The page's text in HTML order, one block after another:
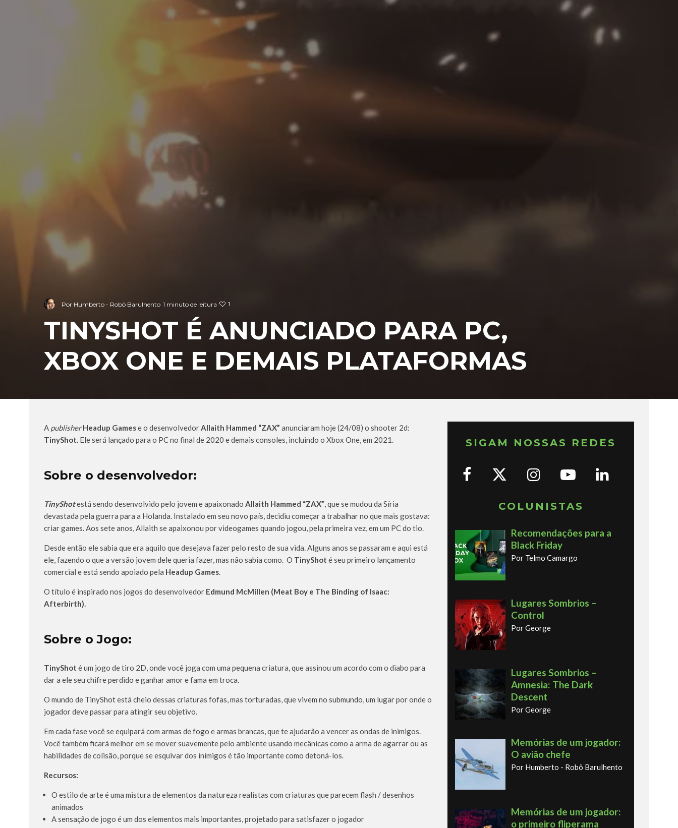
Por Humberto - Robô Barulhento 1 minuto de leitura 1
TINYSHOT É ANUNCIADO PARA PC,
XBOX ONE E DEMAIS PLATAFORMAS
A publisherHeadup Gamese o desenvolvedorAllaith Hammed “ZAX” anunciaram hoje (24/08) o shooter 2d:
TinyShot. Ele será lançado para o PC no final de 2020 e demais consoles, incluindo o Xbox One, em 2021.
Sobre o desenvolvedor:
TinyShotestá sendo desenvolvido pelo jovem e apaixonado Allaith Hammed “ZAX”, que se mudou da Síria
devastada pela guerra para a Holanda. Instalado em seu novo país, decidiu começar a trabalhar no que mais gostava:
criar games. Aos sete anos, Allaith se apaixonou por videogames quando jogou, pela primeira vez, em um PC do tio.
Desde então ele sabia que era aquilo que desejava fazer pelo resto de sua vida. Alguns anos se passaram e aqui está
ele, fazendo o que a versão jovem dele queria fazer, mas não sabia como. O TinyShot é seu primeiro lançamento
comercial e está sendo apoiado pela Headup Games.
O título é inspirado nos jogos do desenvolvedor Edmund McMillen (Meat Boy e The Binding of Isaac:
Afterbirth).
Sobre o Jogo:
TinyShot é um jogo de tiro 2D, onde você joga com uma pequena criatura, que assinou um acordo com o diabo para
dar a ele seu chifre perdido e ganhar amor e fama em troca.
O mundo de TinyShot está cheio dessas criaturas fofas, mas torturadas, que vivem no submundo, um lugar por onde o
jogador deve passar para atingir seu objetivo.
Em cada fase você se equipará com armas de fogo e armas brancas, que te ajudarão a vencer as ondas de inimigos.
Você também ficará melhor em se mover suavemente pelo ambiente usando mecânicas como a arma de agarrar ou as
habilidades de colisão, porque se esquivar dos inimigos é tão importante como detoná-los.
Recursos:
O estilo de arte é uma mistura de elementos da natureza realistas com criaturas que parecem flash / desenhos
animados
A sensação de jogo é um dos elementos mais importantes, projetado para satisfazer o jogador
SIGAM NOSSAS REDES
COLUNISTAS
Recomendações para a
Black Friday
Por Telmo Camargo
Lugares Sombrios –
Control
Por George
Lugares Sombrios –
Amnesia: The Dark
Descent
Por George
Memórias de um jogador:
O avião chefe
Por Humberto - Robô Barulhento
Memórias de um jogador:
o primeiro fliperama